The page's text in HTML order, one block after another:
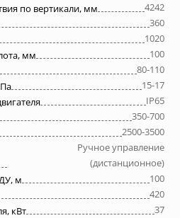
по вертикали, мм
4242
360
1020
мм
100
80-110
15-17
IP65
350-700
2500-3500
Ручное управление
(дистанционное)
м
100
420
кВт
37